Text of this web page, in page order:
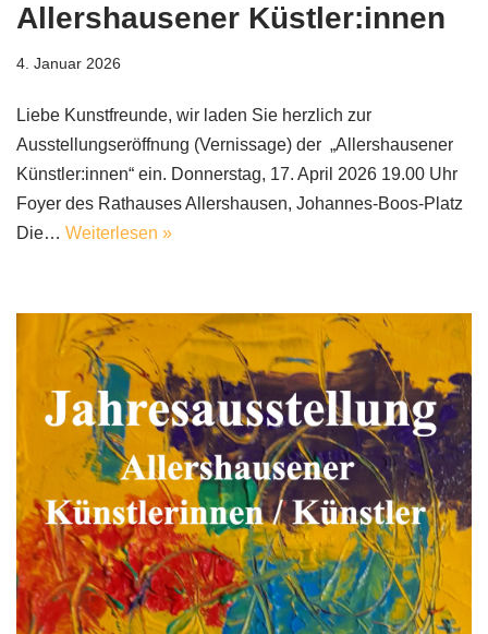
Allershausener Küstler:innen
4. Januar 2026
Liebe Kunstfreunde, wir laden Sie herzlich zur
Ausstellungseröffnung (Vernissage) der „Allershausener
Künstler:innen“ ein. Donnerstag, 17. April 2026 19.00 Uhr
Foyer des Rathauses Allershausen, Johannes-Boos-Platz
Die… Weiterlesen »